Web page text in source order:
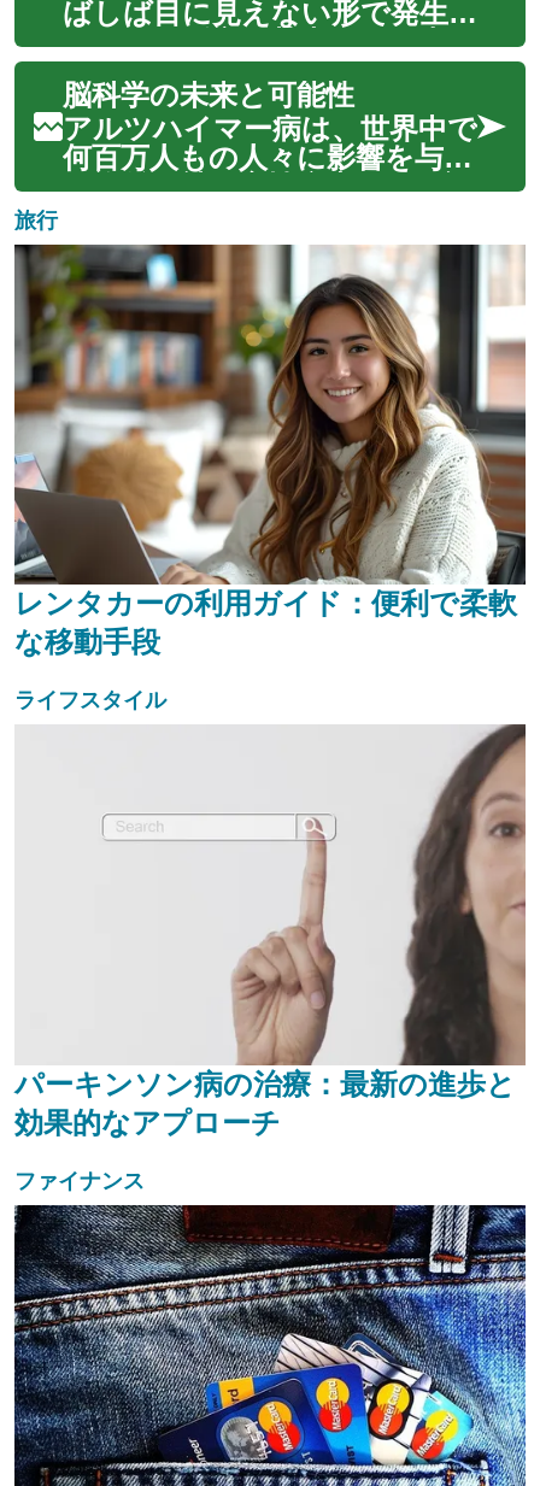
代において、精神性、社会的地
位、所属を示す手段として用い
られてきまし...
ばしば目に見えない形で発生
し、その影響は甚大です。小さ
な水漏れや結露が放置される
と、やがて構造的な損傷や、さ
らに深刻なカビの発生につな
がる可能性があります。カビ
は単なる見た目の問題に留まら
脳科学の未来と可能性
アルツハイマー病は、世界中で
何百万人もの人々に影響を与え
る複雑な神経変性疾患です。記
及ぼし、日々の生活に大きな課
題をもたらします。しかし、
脳科学の分野における研究は急
速に進展しており、この病気の
メカニズムを...
旅行
レンタカーの利用ガイド：便利で柔軟
な移動手段
ライフスタイル
パーキンソン病の治療：最新の進歩と
効果的なアプローチ
ファイナンス